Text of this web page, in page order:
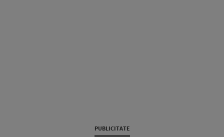
PUBLICITATE